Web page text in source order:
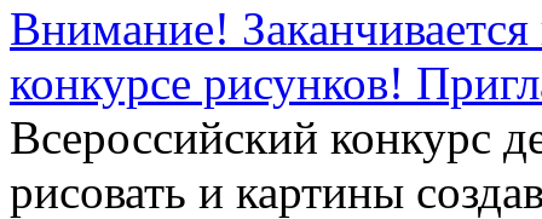
Внимание!
конкурсе рисунков!
Всероссийский конкурс
рисовать и картины